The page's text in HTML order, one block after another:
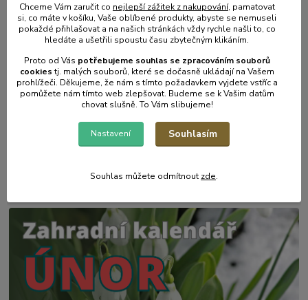
Chceme Vám zaručit co nejlepší zážitek z nakupování, pamatovat
si, co máte v košíku, Vaše oblíbené produkty, abyste se nemuseli
pokaždé přihlašovat a na našich stránkách vždy rychle našli to, co
hledáte a ušetřili spoustu času zbytečným klikáním.
Proto od Vás potřebujeme souhlas se zpracováním souborů
cookiestj. malých souborů, které se dočasně ukládají na Vašem
prohlížeči. Děkujeme, že nám s tímto požadavkem vyjdete vstříc a
pomůžete nám tímto web zlepšovat. Budeme se k Vašim datům
chovat slušně. To Vám slibujeme!
Nastavení Souhlasím
Souhlas můžete odmítnout zde.